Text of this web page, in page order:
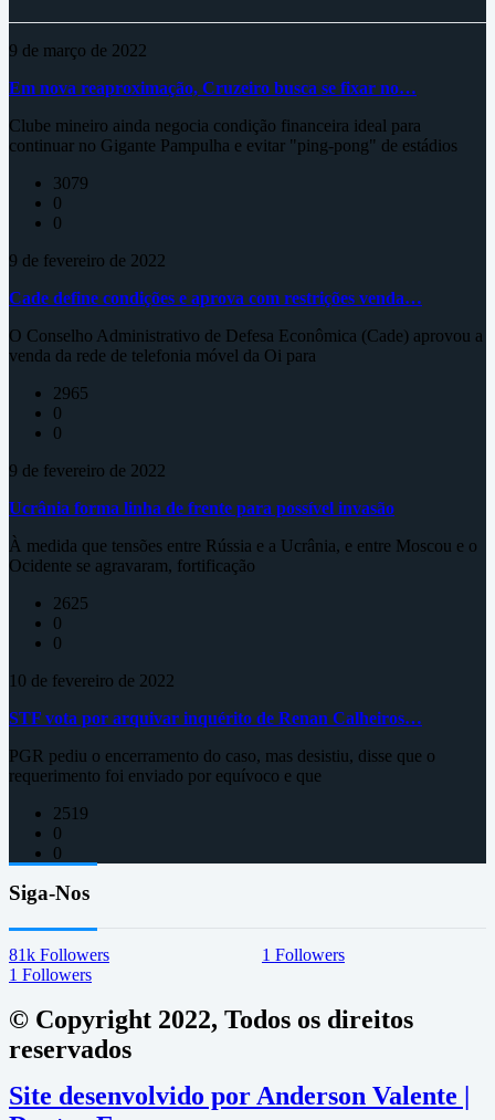
9 de março de 2022
Em nova reaproximação, Cruzeiro busca se fixar no…
Clube mineiro ainda negocia condição financeira ideal para
continuar no Gigante Pampulha e evitar "ping-pong" de estádios
3079
0
0
9 de fevereiro de 2022
Cade define condições e aprova com restrições venda…
O Conselho Administrativo de Defesa Econômica (Cade) aprovou a
venda da rede de telefonia móvel da Oi para
2965
0
0
9 de fevereiro de 2022
Ucrânia forma linha de frente para possível invasão
À medida que tensões entre Rússia e a Ucrânia, e entre Moscou e o
Ocidente se agravaram, fortificação
2625
0
0
10 de fevereiro de 2022
STF vota por arquivar inquérito de Renan Calheiros…
PGR pediu o encerramento do caso, mas desistiu, disse que o
requerimento foi enviado por equívoco e que
2519
0
0
Siga-Nos
81k Followers 1 Followers
1 Followers
© Copyright 2022, Todos os direitos
reservados
Site desenvolvido por Anderson Valente |